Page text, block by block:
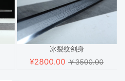
冰裂纹剑身
¥2800.00￥3500.00